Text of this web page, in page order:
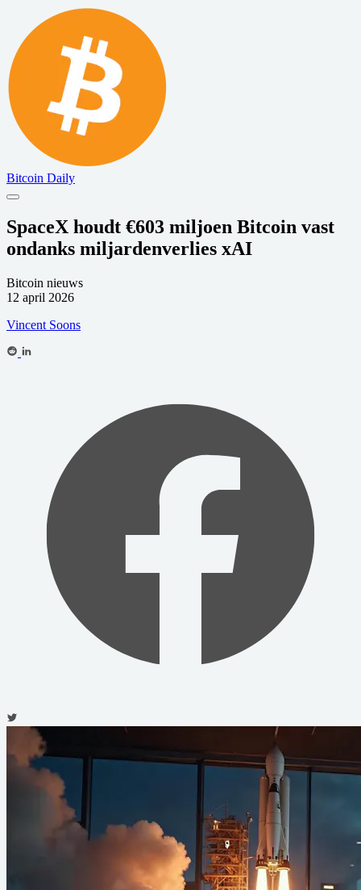
Bitcoin Daily
SpaceX houdt €603 miljoen Bitcoin vast
ondanks miljardenverlies xAI
Bitcoin nieuws
12 april 2026
Vincent Soons